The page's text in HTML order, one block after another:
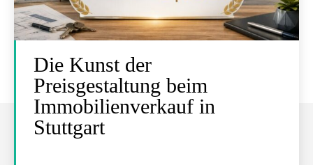
Die Kunst der
Preisgestaltung beim
Immobilienverkauf in
Stuttgart